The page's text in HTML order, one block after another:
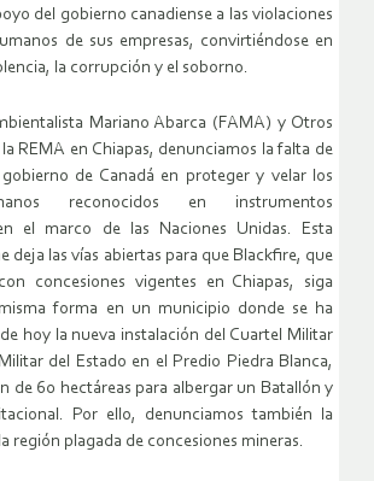
del gobierno canadiense a las violaciones
de sus empresas, convirtiéndose en
la corrupción y el soborno.
Mariano Abarca (FAMA) y Otros
REMA en Chiapas, denunciamos la falta de
de Canadá en proteger y velar los
reconocidos en instrumentos
el marco de las Naciones Unidas. Esta
deja las vías abiertas para que Blackfire, que
concesiones vigentes en Chiapas, siga
forma en un municipio donde se ha
hoy la nueva instalación del Cuartel Militar
del Estado en el Predio Piedra Blanca,
de 60 hectáreas para albergar un Batallón y
Por ello, denunciamos también la
región plagada de concesiones mineras.